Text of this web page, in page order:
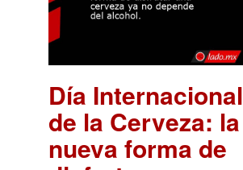
Día Internacional
de la Cerveza: la
nueva forma de